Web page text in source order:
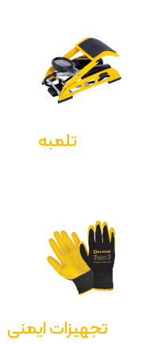
تلمبه
تجهیزات ایمنی